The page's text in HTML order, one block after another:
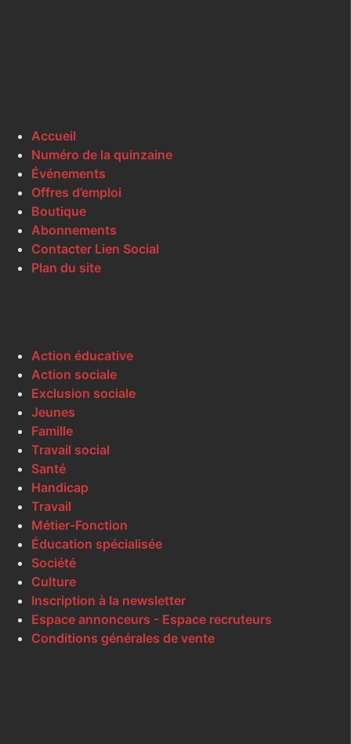
Accueil
Numéro de la quinzaine
Événements
Offres d’emploi
Boutique
Abonnements
Contacter Lien Social
Plan du site
Action éducative
Action sociale
Exclusion sociale
Jeunes
Famille
Travail social
Santé
Handicap
Travail
Métier-Fonction
Éducation spécialisée
Société
Culture
Inscription à la newsletter
Espace annonceurs - Espace recruteurs
Conditions générales de vente